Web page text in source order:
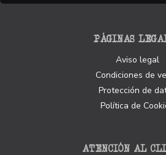
PÁGINAS
Aviso legal
Condiciones de
Protección de
Política de
ATENCIÓN AL